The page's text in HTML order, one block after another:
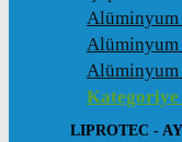
Alüminyum
Alüminyum
Alüminyum
LIPROTEC -